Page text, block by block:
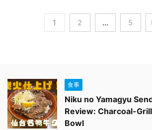
1 2 … 5
食事
Niku no Yamagyu
Review: Charcoal-
Bowl